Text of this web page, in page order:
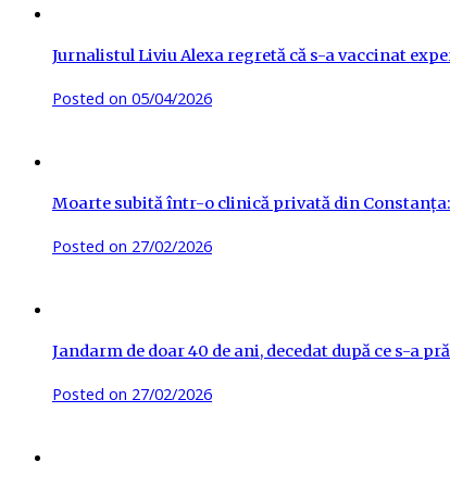
Jurnalistul Liviu Alexa regretă că s-a vaccinat
Posted on 05/04/2026
Moarte subită într-o clinică privată din Constanța:
Posted on 27/02/2026
Jandarm de doar 40 de ani, decedat după ce s-a
Posted on 27/02/2026